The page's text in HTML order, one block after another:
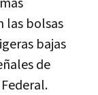
las bolsas
bajas
de